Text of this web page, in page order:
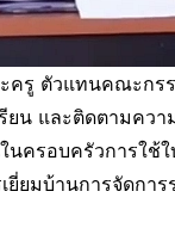
รู ตัวแทนคณะกร
ยน และติดตามคว
ครอบครัวการใช้
ยี่ยมบ้านการจัดกา